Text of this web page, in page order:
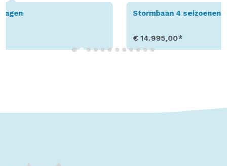
Stormbaan 4 seizoenen Run de luxe 40m